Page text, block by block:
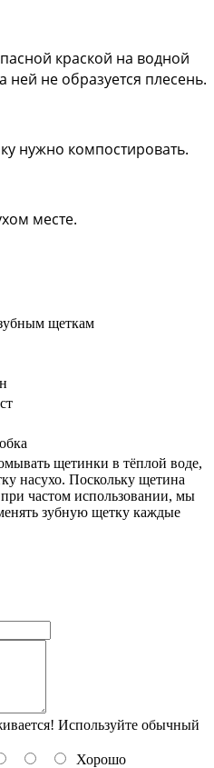
краской на водной
ней не образуется плесень.
нужно компостировать.
месте.
щеткам
щетинки в тёплой воде,
насухо. Поскольку щетина
частом использовании, мы
зубную щетку каждые
Используйте обычный
Хорошо